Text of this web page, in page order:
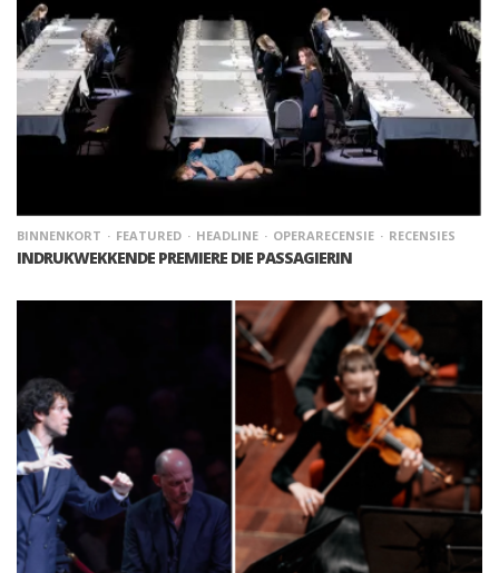
BINNENKORT FEATURED HEADLINE OPERARECENSIE RECENSIES
INDRUKWEKKENDE PREMIERE DIE PASSAGIERIN